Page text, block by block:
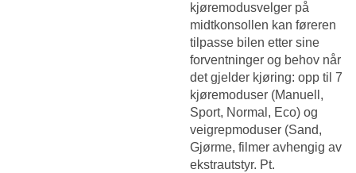
kjøremodusvelger på
midtkonsollen kan føreren
tilpasse bilen etter sine
forventninger og behov når
det gjelder kjøring: opp til 7
kjøremoduser (Manuell,
Sport, Normal, Eco) og
veigrepmoduser (Sand,
Gjørme, filmer avhengig av
ekstrautstyr. Pt.